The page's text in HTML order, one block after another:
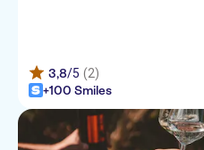
Marmont Hotel Heritage
Cora Hotel
Hotel Kastel 1700
3,8/5 (2)
+100 Smiles